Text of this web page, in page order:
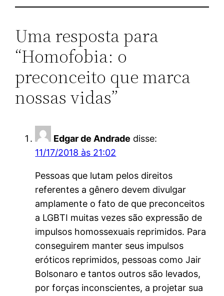
Uma resposta para
“Homofobia: o
preconceito que marca
nossas vidas”
Edgar de Andrade disse:
11/17/2018 às 21:02
Pessoas que lutam pelos direitos
referentes a gênero devem divulgar
amplamente o fato de que preconceitos
a LGBTI muitas vezes são expressão de
impulsos homossexuais reprimidos. Para
conseguirem manter seus impulsos
eróticos reprimidos, pessoas como Jair
Bolsonaro e tantos outros são levados,
por forças inconscientes, a projetar sua